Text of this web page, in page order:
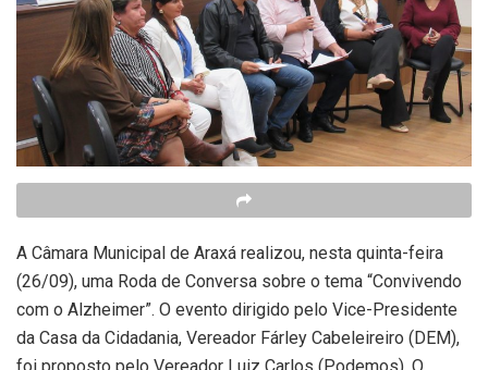
A Câmara Municipal de Araxá realizou, nesta quinta-feira
(26/09), uma Roda de Conversa sobre o tema “Convivendo
com o Alzheimer”. O evento dirigido pelo Vice-Presidente
da Casa da Cidadania, Vereador Fárley Cabeleireiro (DEM),
foi proposto pelo Vereador Luiz Carlos (Podemos). O